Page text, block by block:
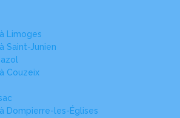
Limoges
Saint-Junien
Couzeix
Dompierre-les-Églises